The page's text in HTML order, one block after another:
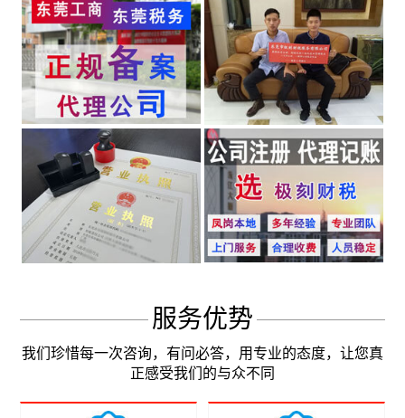
服务优势
我们珍惜每一次咨询，有问必答，用专业的态度，让您真
正感受我们的与众不同